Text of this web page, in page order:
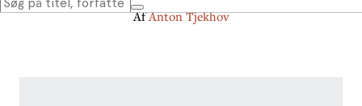
AfAnton Tjekhov